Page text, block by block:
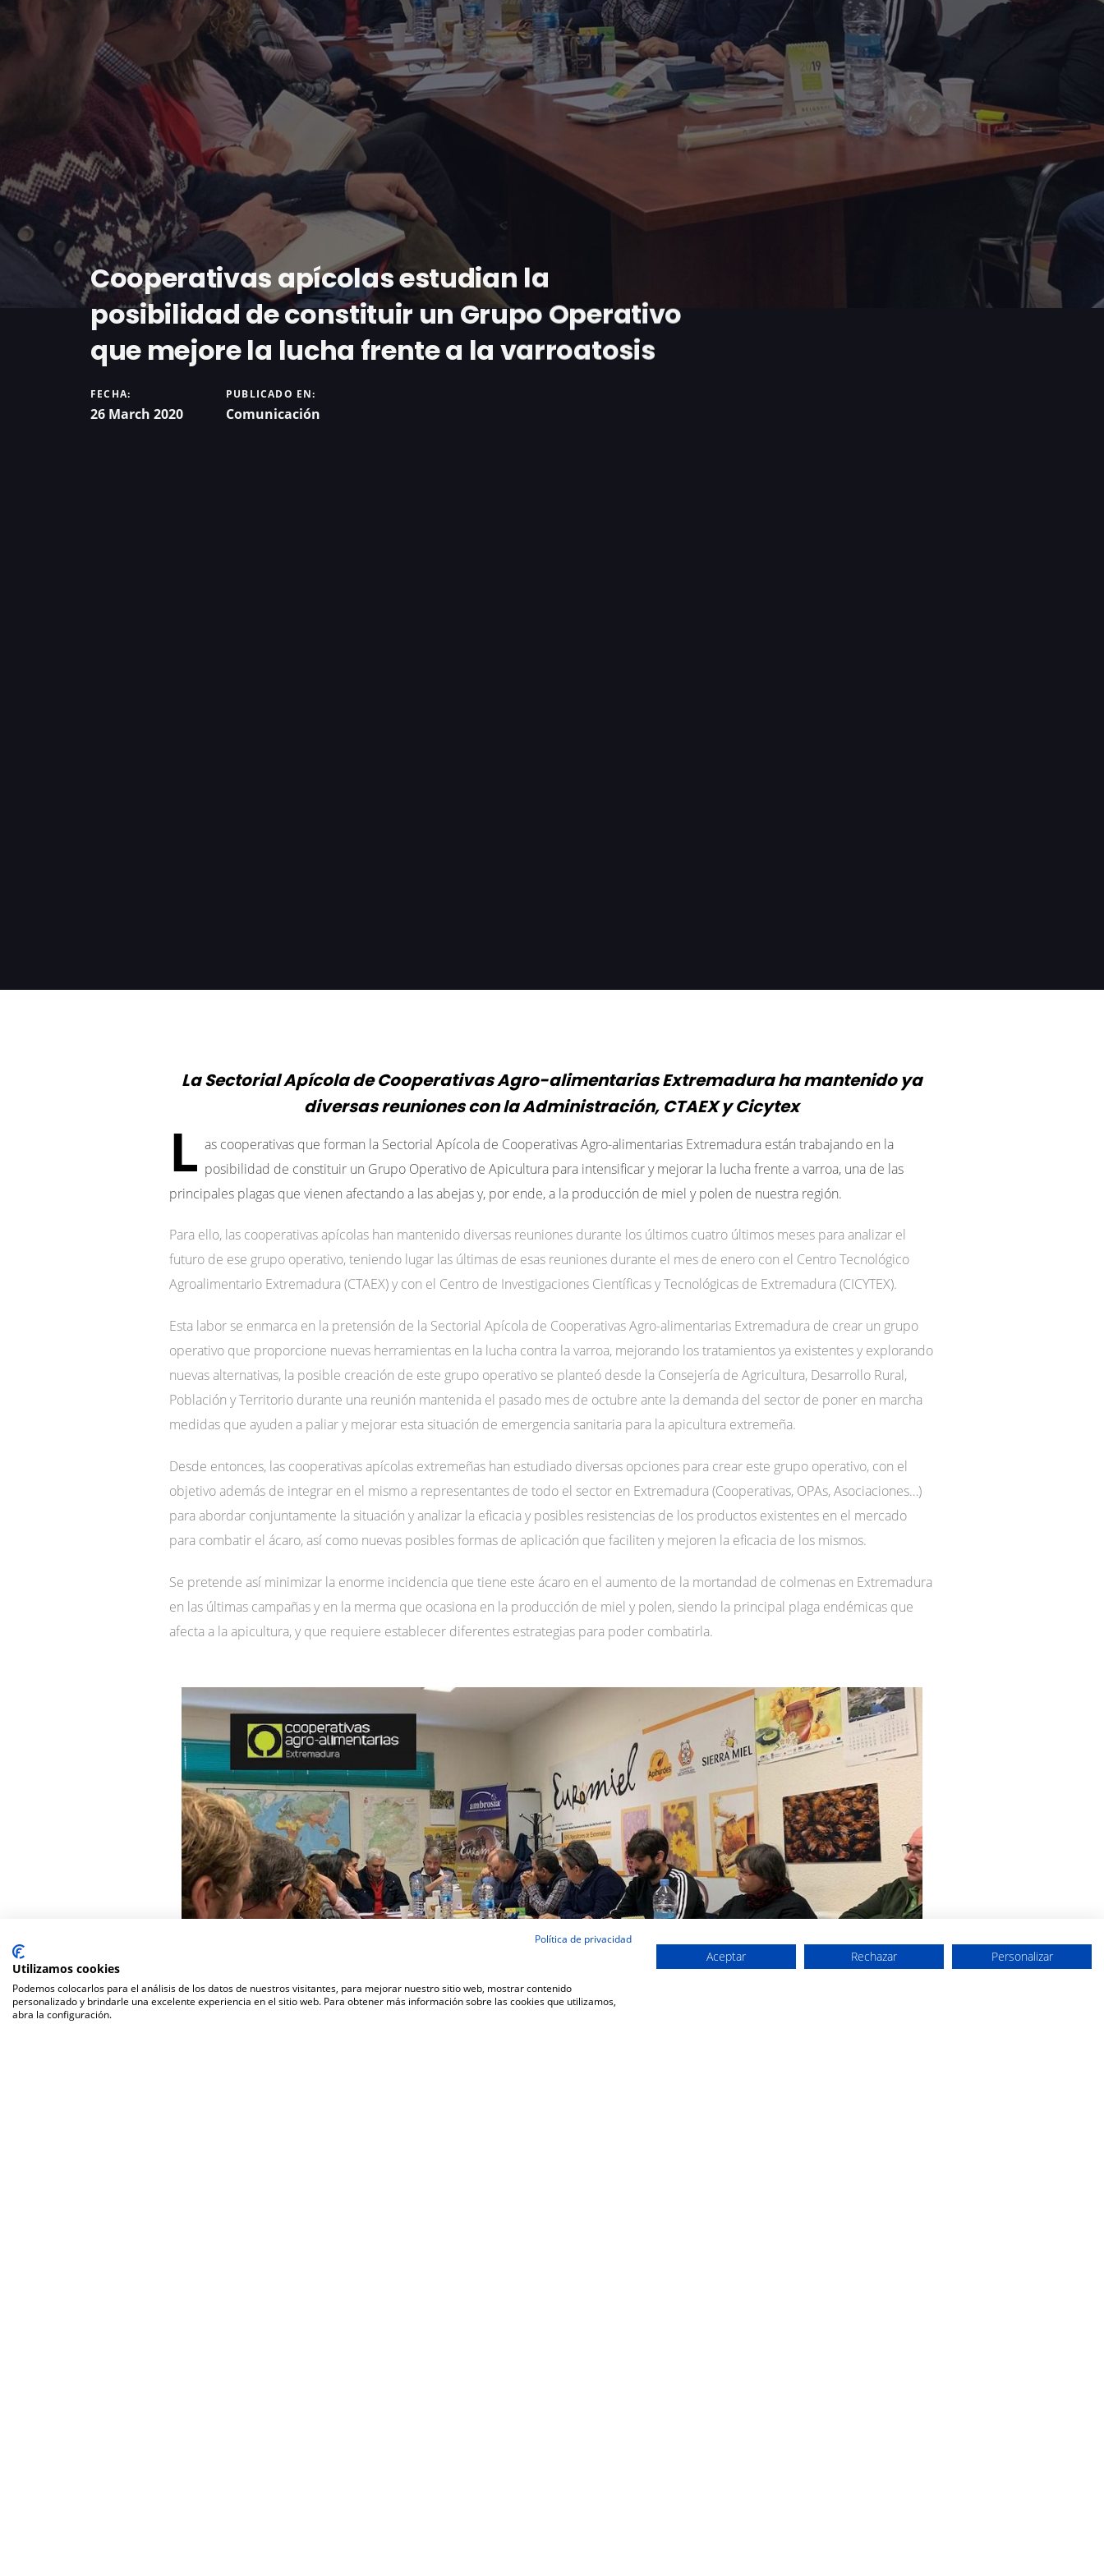
Cooperativas apícolas estudian la
posibilidad de constituir un Grupo Operativo
que mejore la lucha frente a la varroatosis
FECHA:
26 March 2020
PUBLICADO EN:
Comunicación
La Sectorial Apícola de Cooperativas Agro-alimentarias Extremadura ha mantenido ya
diversas reuniones con la Administración, CTAEX y Cicytex
L as cooperativas que forman la Sectorial Apícola de Cooperativas Agro-alimentarias Extremadura están trabajando en la
posibilidad de constituir un Grupo Operativo de Apicultura para intensificar y mejorar la lucha frente a varroa, una de las
principales plagas que vienen afectando a las abejas y, por ende, a la producción de miel y polen de nuestra región.
Para ello, las cooperativas apícolas han mantenido diversas reuniones durante los últimos cuatro últimos meses para analizar el
futuro de ese grupo operativo, teniendo lugar las últimas de esas reuniones durante el mes de enero con el Centro Tecnológico
Agroalimentario Extremadura (CTAEX) y con el Centro de Investigaciones Científicas y Tecnológicas de Extremadura (CICYTEX).
Esta labor se enmarca en la pretensión de la Sectorial Apícola de Cooperativas Agro-alimentarias Extremadura de crear un grupo
operativo que proporcione nuevas herramientas en la lucha contra la varroa, mejorando los tratamientos ya existentes y explorando
nuevas alternativas, la posible creación de este grupo operativo se planteó desde la Consejería de Agricultura, Desarrollo Rural,
Población y Territorio durante una reunión mantenida el pasado mes de octubre ante la demanda del sector de poner en marcha
medidas que ayuden a paliar y mejorar esta situación de emergencia sanitaria para la apicultura extremeña.
Desde entonces, las cooperativas apícolas extremeñas han estudiado diversas opciones para crear este grupo operativo, con el
objetivo además de integrar en el mismo a representantes de todo el sector en Extremadura (Cooperativas, OPAs, Asociaciones…)
para abordar conjuntamente la situación y analizar la eficacia y posibles resistencias de los productos existentes en el mercado
para combatir el ácaro, así como nuevas posibles formas de aplicación que faciliten y mejoren la eficacia de los mismos.
Se pretende así minimizar la enorme incidencia que tiene este ácaro en el aumento de la mortandad de colmenas en Extremadura
en las últimas campañas y en la merma que ocasiona en la producción de miel y polen, siendo la principal plaga endémicas que
afecta a la apicultura, y que requiere establecer diferentes estrategias para poder combatirla.
Política de privacidad
Utilizamos cookies
Podemos colocarlos para el análisis de los datos de nuestros visitantes, para mejorar nuestro sitio web, mostrar contenido
personalizado y brindarle una excelente experiencia en el sitio web. Para obtener más información sobre las cookies que utilizamos,
abra la configuración.
Aceptar Rechazar Personalizar